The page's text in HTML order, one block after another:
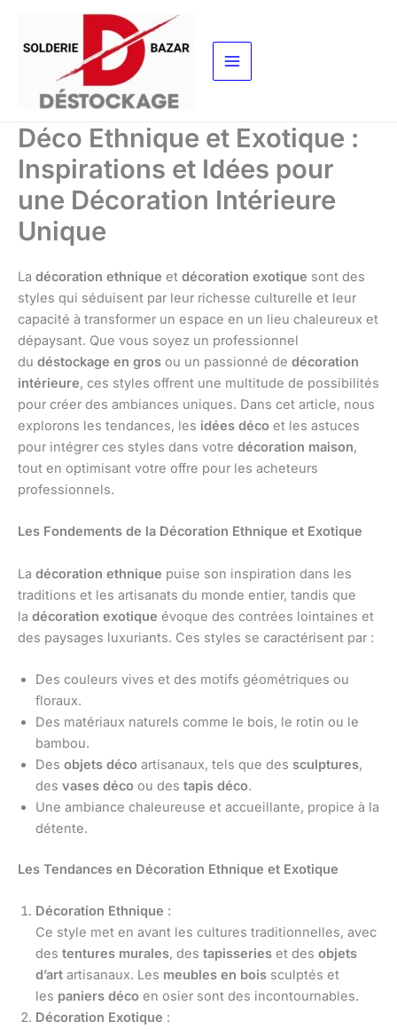
contenu
Déco Ethnique et Exotique :
Inspirations et Idées pour
une Décoration Intérieure
Unique
La décoration ethnique et décoration exotique sont des
styles qui séduisent par leur richesse culturelle et leur
capacité à transformer un espace en un lieu chaleureux et
dépaysant. Que vous soyez un professionnel
du déstockage en gros ou un passionné de décoration
intérieure, ces styles offrent une multitude de possibilités
pour créer des ambiances uniques. Dans cet article, nous
explorons les tendances, les idées déco et les astuces
pour intégrer ces styles dans votre décoration maison,
tout en optimisant votre offre pour les acheteurs
professionnels.
Les Fondements de la Décoration Ethnique et Exotique
La décoration ethnique puise son inspiration dans les
traditions et les artisanats du monde entier, tandis que
la décoration exotique évoque des contrées lointaines et
des paysages luxuriants. Ces styles se caractérisent par :
Des couleurs vives et des motifs géométriques ou
floraux.
Des matériaux naturels comme le bois, le rotin ou le
bambou.
Des objets déco artisanaux, tels que des sculptures,
des vases déco ou des tapis déco.
Une ambiance chaleureuse et accueillante, propice à la
détente.
Les Tendances en Décoration Ethnique et Exotique
Décoration Ethnique :
Ce style met en avant les cultures traditionnelles, avec
des tentures murales, des tapisseries et des objets
d’art artisanaux. Les meubles en bois sculptés et
les paniers déco en osier sont des incontournables.
Décoration Exotique :